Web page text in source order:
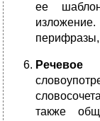
ее
перифразы,
Речевое
также